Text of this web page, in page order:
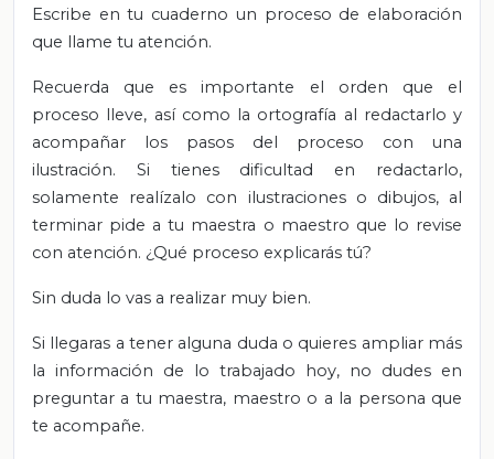
Escribe en tu cuaderno un proceso de elaboración
que llame tu atención.
Recuerda que es importante el orden que el
proceso lleve, así como la ortografía al redactarlo y
acompañar los pasos del proceso con una
ilustración. Si tienes dificultad en redactarlo,
solamente realízalo con ilustraciones o dibujos, al
terminar pide a tu maestra o maestro que lo revise
con atención. ¿Qué proceso explicarás tú?
Sin duda lo vas a realizar muy bien.
Si llegaras a tener alguna duda o quieres ampliar más
la información de lo trabajado hoy, no dudes en
preguntar a tu maestra, maestro o a la persona que
te acompañe.